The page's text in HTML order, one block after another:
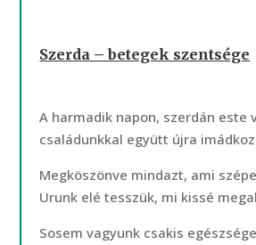
Szerda – betegek szentsége
A harmadik napon, szerdán este
családunkkal együtt újra
Megköszönve mindazt, ami
Urunk elé tesszük, mi kissé
Sosem vagyunk csakis